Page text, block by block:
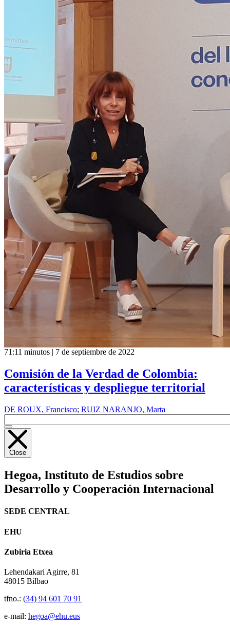
71:11 minutos | 7 de septiembre de 2022
Comisión de la Verdad de Colombia:
características y despliegue territorial
DE ROUX, Francisco; RUIZ NARANJO, Marta
Close
Hegoa, Instituto de Estudios sobre
Desarrollo y Cooperación Internacional
SEDE CENTRAL
EHU
Zubiria Etxea
Lehendakari Agirre, 81
48015 Bilbao
tfno.: (34) 94 601 70 91
e-mail: hegoa@ehu.eus